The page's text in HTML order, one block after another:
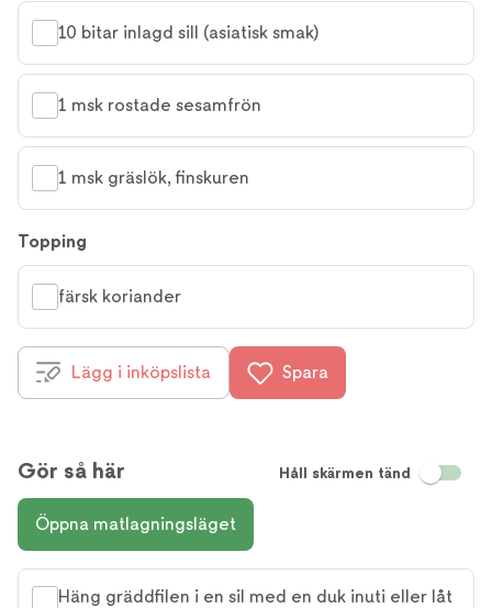
10 bitar inlagd sill (asiatisk smak)
1 msk rostade sesamfrön
1 msk gräslök, finskuren
Topping
färsk koriander
Lägg i inköpslista Spara
Gör så här Håll skärmen tänd
Öppna matlagningsläget
Häng gräddfilen i en sil med en duk inuti eller låt